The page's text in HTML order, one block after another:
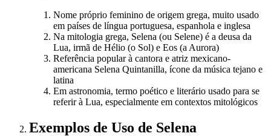
Nome próprio feminino de origem grega, muito usado
em países de língua portuguesa, espanhola e inglesa
Na mitologia grega, Selena (ou Selene) é a deusa da
Lua, irmã de Hélio (o Sol) e Eos (a Aurora)
Referência popular à cantora e atriz mexicano-
americana Selena Quintanilla, ícone da música tejano e
latina
Em astronomia, termo poético e literário usado para se
referir à Lua, especialmente em contextos mitológicos
Exemplos de Uso de Selena